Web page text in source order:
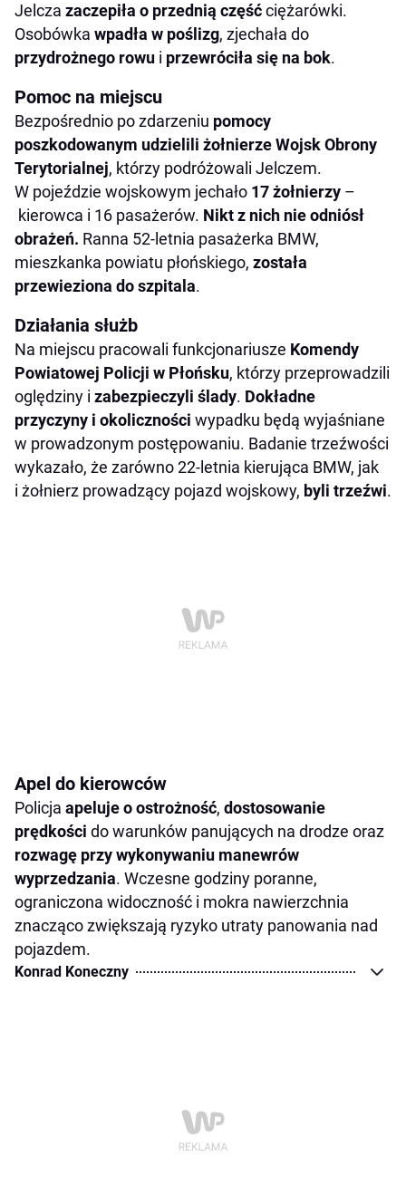
Jelcza zaczepiła o przednią częśćciężarówki.
Osobówka wpadła w poślizg, zjechała do
przydrożnego rowu i przewróciła się na bok.
Pomoc na miejscu
Bezpośrednio po zdarzeniu pomocy
poszkodowanym udzielili żołnierze Wojsk Obrony
Terytorialnej, którzy podróżowali Jelczem.
W pojeździe wojskowym jechało 17 żołnierzy –
kierowca i 16 pasażerów. Nikt z nich nie odniósł
obrażeń. Ranna 52-letnia pasażerka BMW,
mieszkanka powiatu płońskiego, została
przewieziona do szpitala.
Działania służb
Na miejscu pracowali funkcjonariusze Komendy
Powiatowej Policji w Płońsku, którzy przeprowadzili
oględziny i zabezpieczyli ślady. Dokładne
przyczyny i okoliczności wypadku będą wyjaśniane
w prowadzonym postępowaniu. Badanie trzeźwości
wykazało, że zarówno 22-letnia kierująca BMW, jak
i żołnierz prowadzący pojazd wojskowy, byli trzeźwi.
Apel do kierowców
Policja apeluje o ostrożność, dostosowanie
prędkości do warunków panujących na drodze oraz
rozwagę przy wykonywaniu manewrów
wyprzedzania. Wczesne godziny poranne,
ograniczona widoczność i mokra nawierzchnia
znacząco zwiększają ryzyko utraty panowania nad
pojazdem.
Konrad Koneczny